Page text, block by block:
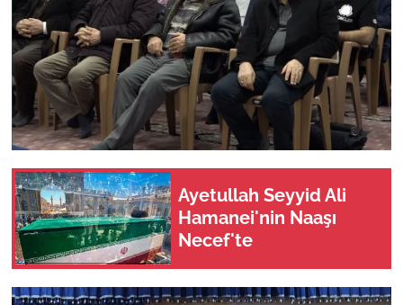
Ayetullah Seyyid Ali
Hamanei'nin Naaşı
Necef'te